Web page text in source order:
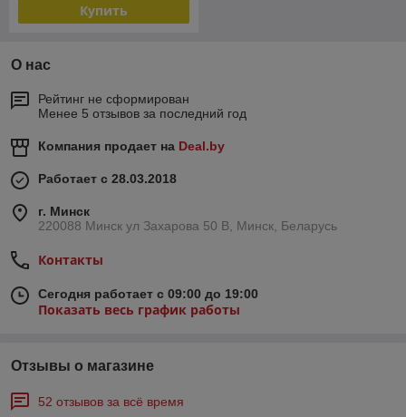
Купить
О нас
Рейтинг не сформирован
Менее 5 отзывов за последний год
Компания продает на Deal.by
Работает с 28.03.2018
г. Минск
220088 Минск ул Захарова 50 В, Минск, Беларусь
Контакты
Сегодня работает с 09:00 до 19:00
Показать весь график работы
Отзывы о магазине
52 отзывов за всё время